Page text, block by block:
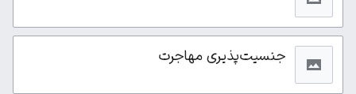
جنسیت‌پذیری مهاجرت